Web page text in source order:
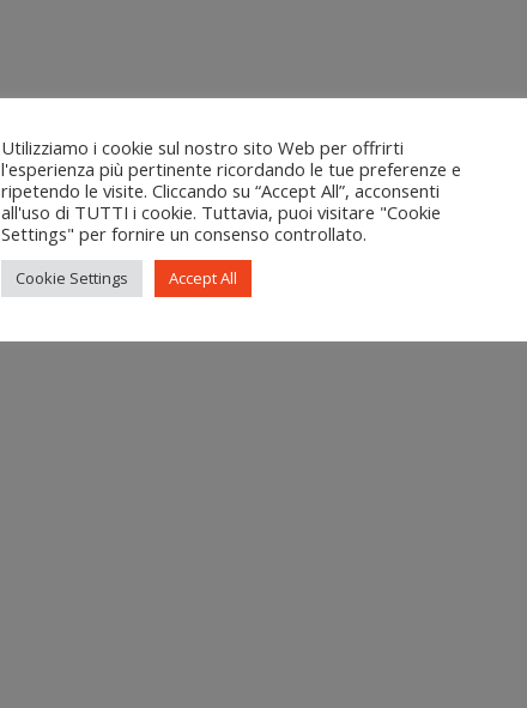
Utilizziamo i cookie sul nostro sito Web per offrirti
l'esperienza più pertinente ricordando le tue preferenze e
ripetendo le visite. Cliccando su “Accept All”, acconsenti
all'uso di TUTTI i cookie. Tuttavia, puoi visitare "Cookie
Settings" per fornire un consenso controllato.
Cookie Settings Accept All